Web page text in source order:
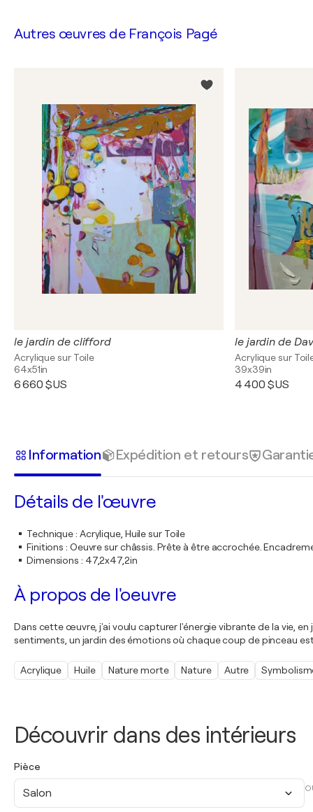
Découvrir dans des intérieurs
Pièce
Salon
Autres œuvres de François Pagé
le jardin de clifford
Acrylique sur Toile
64x51in
6 660 $US
le jardin de
Acrylique sur
39x39in
4 400 $US
Information Expédition et retours
Détails de l'œuvre
Technique: Acrylique, Huile sur Toile
Finitions : Oeuvre sur châssis. Prête à être accrochée.
Dimensions : 47,2x47,2in
À propos de l'oeuvre
Dans cette œuvre, j'ai voulu capturer l'énergie vibrante de la vie,
sentiments, un jardin des émotions où chaque coup de pinceau
Acrylique Huile Nature morte Nature Autre